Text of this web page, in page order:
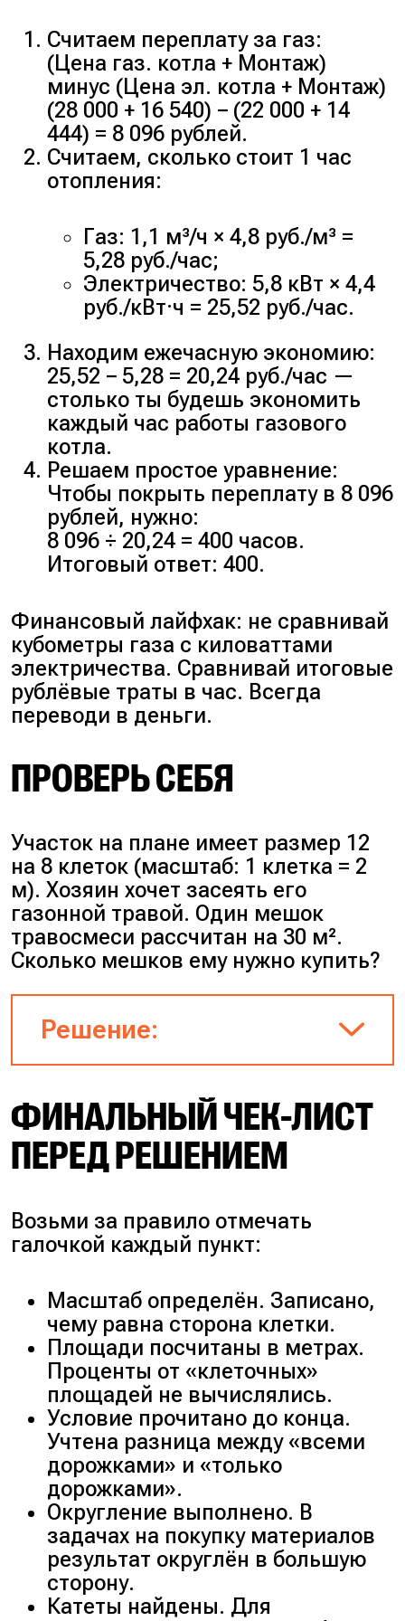
Считаем переплату за газ:
(Цена газ. котла + Монтаж)
минус (Цена эл. котла + Монтаж)
(28 000 + 16 540) − (22 000 + 14
444) = 8 096 рублей.
Считаем, сколько стоит 1 час
отопления:
Газ: 1,1 м³/ч × 4,8 руб./м³ =
5,28 руб./час;
Электричество: 5,8 кВт × 4,4
руб./кВт·ч = 25,52 руб./час.
Находим ежечасную экономию:
25,52 − 5,28 = 20,24 руб./час —
столько ты будешь экономить
каждый час работы газового
котла.
Решаем простое уравнение:
Чтобы покрыть переплату в 8 096
рублей, нужно:
8 096 ÷ 20,24 = 400 часов.
Итоговый ответ: 400.
Финансовый лайфхак: не сравнивай
кубометры газа с киловаттами
электричества. Сравнивай итоговые
рублёвые траты в час. Всегда
переводи в деньги.
ПРОВЕРЬ СЕБЯ
Участок на плане имеет размер 12
на 8 клеток (масштаб: 1 клетка = 2
м). Хозяин хочет засеять его
газонной травой. Один мешок
травосмеси рассчитан на 30 м².
Сколько мешков ему нужно купить?
Решение:
Реальная длина: 12 × 2 = 24
м.
Ширина: 8 × 2 = 16 м.
Площадь участка: 24 × 16 =
Количество мешков: 384 ÷
30 = 12,8.
мешков.
ФИНАЛЬНЫЙ ЧЕК-ЛИСТ
ПЕРЕД РЕШЕНИЕМ
Возьми за правило отмечать
галочкой каждый пункт:
Масштаб определён. Записано,
чему равна сторона клетки.
Площади посчитаны в метрах.
Проценты от «клеточных»
площадей не вычислялись.
Условие прочитано до конца.
Учтена разница между «всеми
дорожками» и «только
дорожками».
Округление выполнено. В
задачах на покупку материалов
результат округлён в большую
сторону.
Катеты найдены. Для